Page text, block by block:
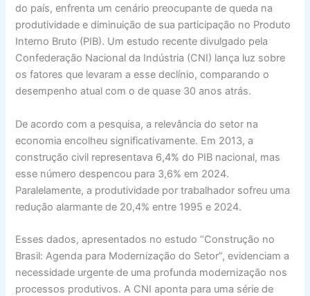
do país, enfrenta um cenário preocupante de queda na
produtividade e diminuição de sua participação no Produto
Interno Bruto (PIB). Um estudo recente divulgado pela
Confederação Nacional da Indústria (CNI) lança luz sobre
os fatores que levaram a esse declínio, comparando o
desempenho atual com o de quase 30 anos atrás.
De acordo com a pesquisa, a relevância do setor na
economia encolheu significativamente. Em 2013, a
construção civil representava 6,4% do PIB nacional, mas
esse número despencou para 3,6% em 2024.
Paralelamente, a produtividade por trabalhador sofreu uma
redução alarmante de 20,4% entre 1995 e 2024.
Esses dados, apresentados no estudo “Construção no
Brasil: Agenda para Modernização do Setor”, evidenciam a
necessidade urgente de uma profunda modernização nos
processos produtivos. A CNI aponta para uma série de